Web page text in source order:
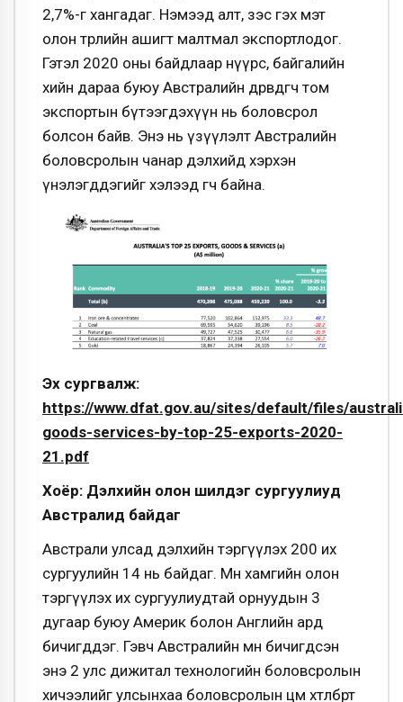
2,7%-г хангадаг. Нэмээд алт, зэс гэх мэт
олон төрлийн ашигт малтмал экспортлодог.
Гэтэл 2020 оны байдлаар нүүрс, байгалийн
хийн дараа буюу Австралийн дөрөвдөгч том
экспортын бүтээгдэхүүн нь боловсрол
болсон байв. Энэ нь үзүүлэлт Австралийн
боловсролын чанар дэлхийд хэрхэн
үнэлэгддэгийг хэлээд өгч байна.
Эх сургвалж:
https://www.dfat.gov.au/sites/default/files/
goods-services-by-top-25-exports-2020-
21.pdf
Хоёр: Дэлхийн олон шилдэг сургуулиуд
Австралид байдаг
Австрали улсад дэлхийн тэргүүлэх 200 их
сургуулийн 14 нь байдаг. Мөн хамгийн олон
тэргүүлэх их сургуулиудтай орнуудын 3
дугаар буюу Америк болон Английн ард
бичигддэг. Гэвч Австралийн өмнө бичигдсэн
энэ 2 улс дижитал технологийн боловсролын
хичээлийг улсынхаа боловсролын цөм хөтөлбөртөө